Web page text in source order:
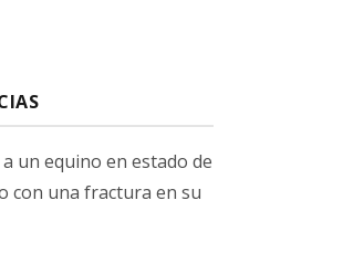
a un equino en estado de
con una fractura en su